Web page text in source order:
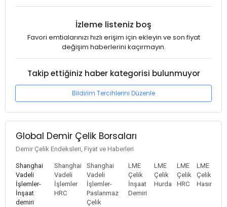
İzleme listeniz boş
Favori emtialarınızı hızlı erişim için ekleyin ve son fiyat
değişim haberlerini kaçırmayın.
Takip ettiğiniz haber kategorisi bulunmuyor
Bildirim Tercihlerini Düzenle
Global Demir Çelik Borsaları
Demir Çelik Endeksleri, Fiyat ve Haberleri
Shanghai
Vadeli
İşlemler-
İnşaat
demiri
Shanghai
Vadeli
İşlemler
HRC
Shanghai
Vadeli
İşlemler-
Paslanmaz
Çelik
LME
Çelik
İnşaat
Demiri
LME
Çelik
Hurda
LME
Çelik
HRC
LME
Çelik
Hasır